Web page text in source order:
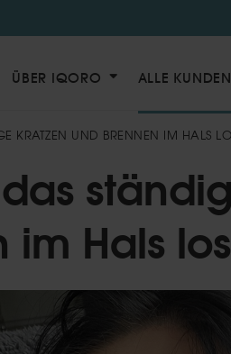
ÜBER IQORO ALLE
KRATZEN UND BRENNEN IM HALS
im Hals